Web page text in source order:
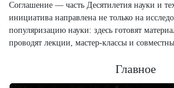
Соглашение — часть Десятилетия науки и
инициатива направлена не только на
популяризацию науки: здесь готовят
проводят лекции, мастер-классы и
Главное